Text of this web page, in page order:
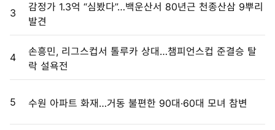
3
감정가 1.3억 “심봤다”…백운산서 80년근 천종산삼 9뿌리
발견
4
손흥민, 리그스컵서 톨루카 상대…챔피언스컵 준결승 탈
락 설욕전
5 수원 아파트 화재…거동 불편한 90대·60대 모녀 참변